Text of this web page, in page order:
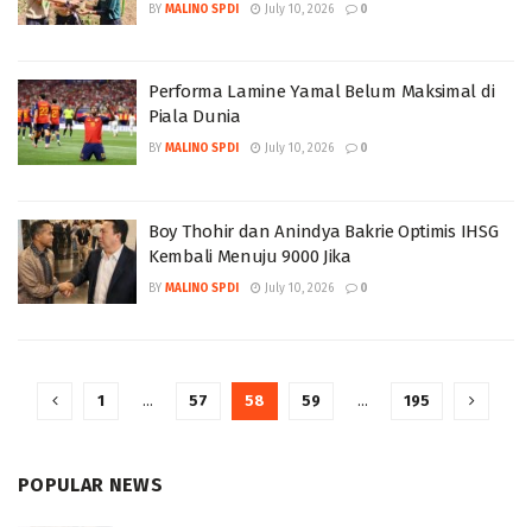
BY MALINO SPDI July 10, 2026 0
Performa Lamine Yamal Belum Maksimal di
Piala Dunia
BY MALINO SPDI July 10, 2026 0
Boy Thohir dan Anindya Bakrie Optimis IHSG
Kembali Menuju 9000 Jika
BY MALINO SPDI July 10, 2026 0
1 … 57 58 59 … 195
POPULAR NEWS